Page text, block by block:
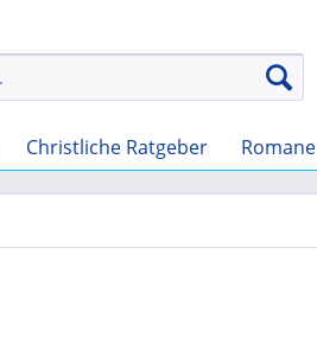
Christliche Ratgeber Romane